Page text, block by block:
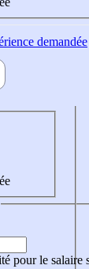
demandée
pour le salaire